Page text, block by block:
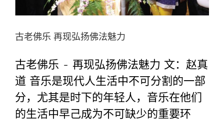
古老佛乐 再现弘扬佛法魅力
古老佛乐 - 再现弘扬佛法魅力 文：赵真
道 音乐是现代人生活中不可分割的一部
分，尤其是时下的年轻人，音乐在他们
的生活中早己成为不可缺少的重要环